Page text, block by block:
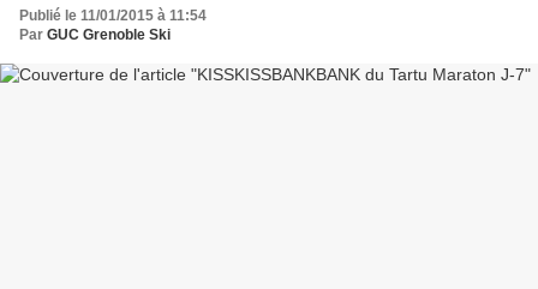
Publié le 11/01/2015 à 11:54
Par GUC Grenoble Ski